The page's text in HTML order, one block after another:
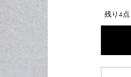
残り4点